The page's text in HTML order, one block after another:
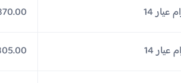
192870.00
289305.00